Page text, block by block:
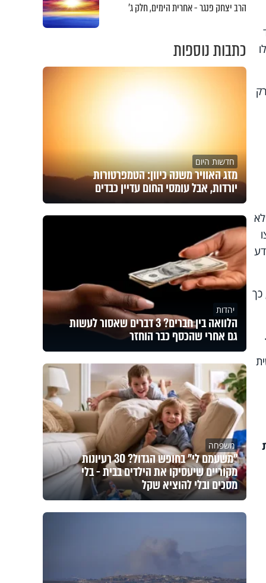
כך
הרב יצחק פנגר - אחרית הימים, חלק ג’
כתבות נוספות
חדשות היום
מזג האוויר משנה כיוון: הטמפרטורות
יורדות, אבל עומסי החום עדיין כבדים
יהדות
הלוואה בין חברים? 3 דברים שאסור לעשות
גם אחרי שהכסף כבר הוחזר
משפחה
"משעמם לי" בחופש הגדול? 30 רעיונות
מקוריים שיעסיקו את הילדים בבית - בלי
מסכים ובלי להוציא שקל